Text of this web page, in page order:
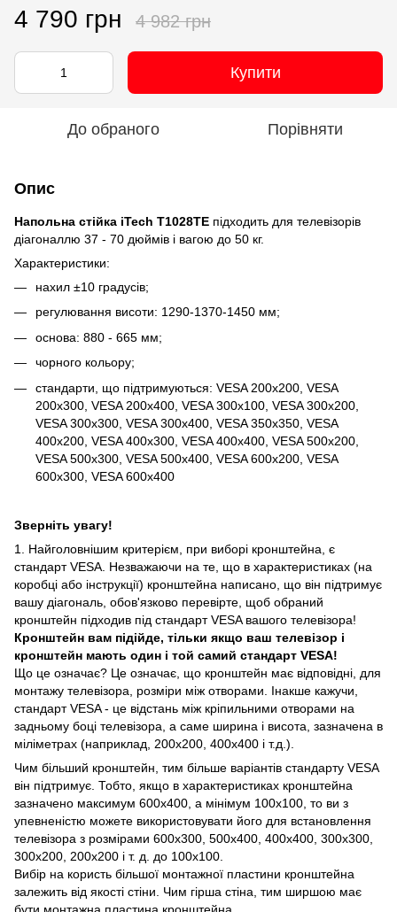
4 790 грн 4 982 грн
Купити
До обраного Порівняти
Опис
Напольна стійка iTech T1028TE підходить для телевізорів
діагоналлю 37 - 70 дюймів і вагою до 50 кг.
Характеристики:
нахил ±10 градусів;
регулювання висоти: 1290-1370-1450 мм;
основа: 880 - 665 мм;
чорного кольору;
стандарти, що підтримуються: VESA 200x200, VESA
200x300, VESA 200x400, VESA 300x100, VESA 300x200,
VESA 300x300, VESA 300x400, VESA 350x350, VESA
400x200, VESA 400x300, VESA 400x400, VESA 500x200,
VESA 500x300, VESA 500x400, VESA 600x200, VESA
600x300, VESA 600x400
Зверніть увагу!
1. Найголовнішим критерієм, при виборі кронштейна, є
стандарт VESA. Незважаючи на те, що в характеристиках (на
коробці або інструкції) кронштейна написано, що він підтримує
вашу діагональ, обов'язково перевірте, щоб обраний
кронштейн підходив під стандарт VESA вашого телевізора!
Кронштейн вам підійде, тільки якщо ваш телевізор і
кронштейн мають один і той самий стандарт VESA!
Що це означає? Це означає, що кронштейн має відповідні, для
монтажу телевізора, розміри між отворами. Інакше кажучи,
стандарт VESA - це відстань між кріпильними отворами на
задньому боці телевізора, а саме ширина і висота, зазначена в
міліметрах (наприклад, 200х200, 400х400 і т.д.).
Чим більший кронштейн, тим більше варіантів стандарту VESA
він підтримує. Тобто, якщо в характеристиках кронштейна
зазначено максимум 600х400, а мінімум 100х100, то ви з
упевненістю можете використовувати його для встановлення
телевізора з розмірами 600х300, 500х400, 400х400, 300х300,
300х200, 200х200 і т. д. до 100х100.
Вибір на користь більшої монтажної пластини кронштейна
залежить від якості стіни. Чим гірша стіна, тим ширшою має